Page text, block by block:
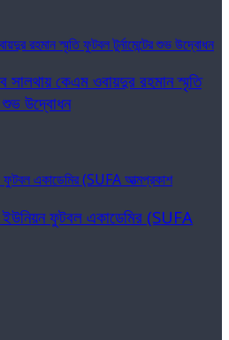
সালথায় কেএম ওবায়দুর রহমান স্মৃতি
শুভ উদ্বোধন
ইউনিয়ন ফুটবল একাডেমির (SUFA